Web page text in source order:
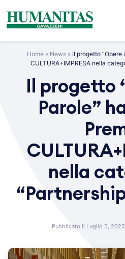
content
Home» News» Il progetto “Opere
CULTURA+IMPRESA nella
Il progetto
Parole”
nella
Pubblicato il Luglio 5, 2022